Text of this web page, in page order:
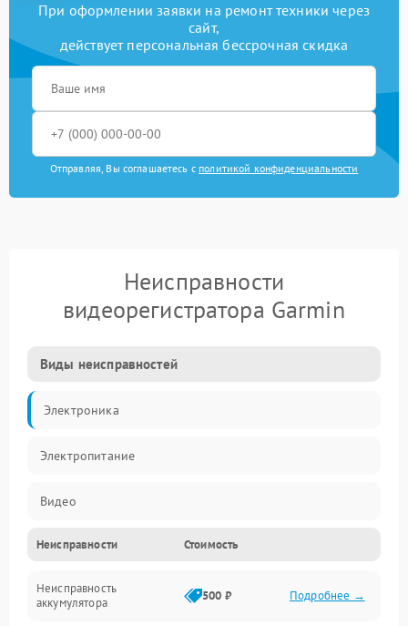
При оформлении заявки на ремонт техники через
сайт,
действует персональная бессрочная скидка
Отправляя, Вы соглашаетесь с политикой конфиденциальности
Неисправности
видеорегистратора Garmin
Виды неисправностей
Электроника
Электропитание
Видео
Запись
Механические повреждения
Неисправности Стоимость
Неисправность
аккумулятора
500 ₽ Подробнее →